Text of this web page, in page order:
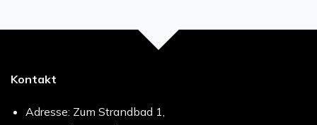
Kontakt
Adresse: Zum Strandbad 1,